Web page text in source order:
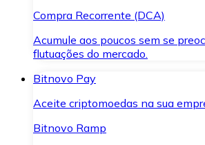
Compra Recorrente (DCA)
Acumule aos poucos sem se
flutuações do mercado.
Bitnovo Pay
Aceite criptomoedas na sua
Bitnovo Ramp